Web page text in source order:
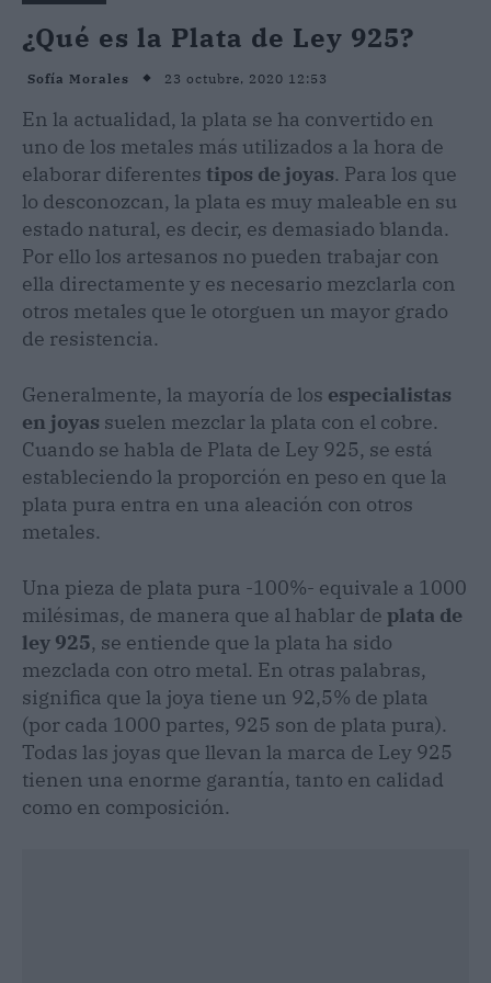
¿Qué es la Plata de Ley 925?
Sofía Morales 23 octubre, 2020 12:53
En la actualidad, la plata se ha convertido en
uno de los metales más utilizados a la hora de
elaborar diferentes tipos de joyas. Para los que
lo desconozcan, la plata es muy maleable en su
estado natural, es decir, es demasiado blanda.
Por ello los artesanos no pueden trabajar con
ella directamente y es necesario mezclarla con
otros metales que le otorguen un mayor grado
de resistencia.
Generalmente, la mayoría de los especialistas
en joyas suelen mezclar la plata con el cobre.
Cuando se habla de Plata de Ley 925, se está
estableciendo la proporción en peso en que la
plata pura entra en una aleación con otros
metales.
Una pieza de plata pura -100%- equivale a 1000
milésimas, de manera que al hablar de plata de
ley 925, se entiende que la plata ha sido
mezclada con otro metal. En otras palabras,
significa que la joya tiene un 92,5% de plata
(por cada 1000 partes, 925 son de plata pura).
Todas las joyas que llevan la marca de Ley 925
tienen una enorme garantía, tanto en calidad
como en composición.